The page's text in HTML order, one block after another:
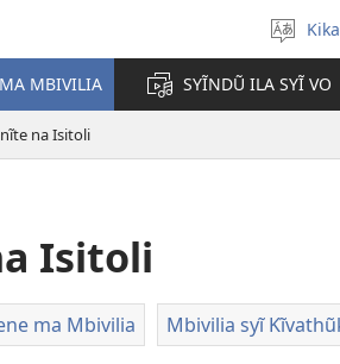
MBIVILIA SYĨNDŨ ILA SYĨ VO
na Isitoli
Isitoli
ma Mbivilia Mbivilia syĩ